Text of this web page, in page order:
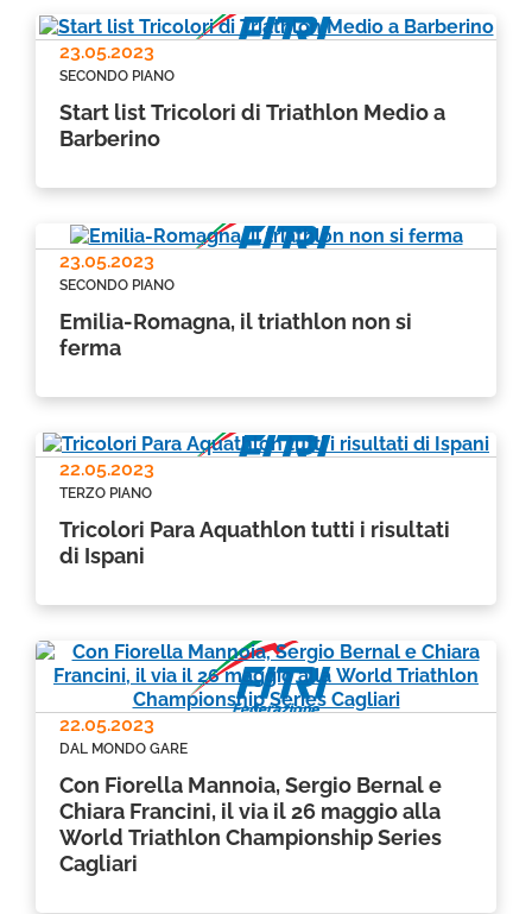
23.05.2023
SECONDO PIANO
Start list Tricolori di Triathlon Medio a
Barberino
23.05.2023
SECONDO PIANO
Emilia-Romagna, il triathlon non si
ferma
22.05.2023
TERZO PIANO
Tricolori Para Aquathlon tutti i risultati
di Ispani
22.05.2023
DAL MONDO GARE
Con Fiorella Mannoia, Sergio Bernal e
Chiara Francini, il via il 26 maggio alla
World Triathlon Championship Series
Cagliari